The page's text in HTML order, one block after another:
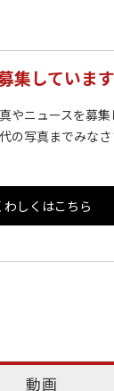
集しています
やニュースを募
の写真までみな
わしくはこちら
動画